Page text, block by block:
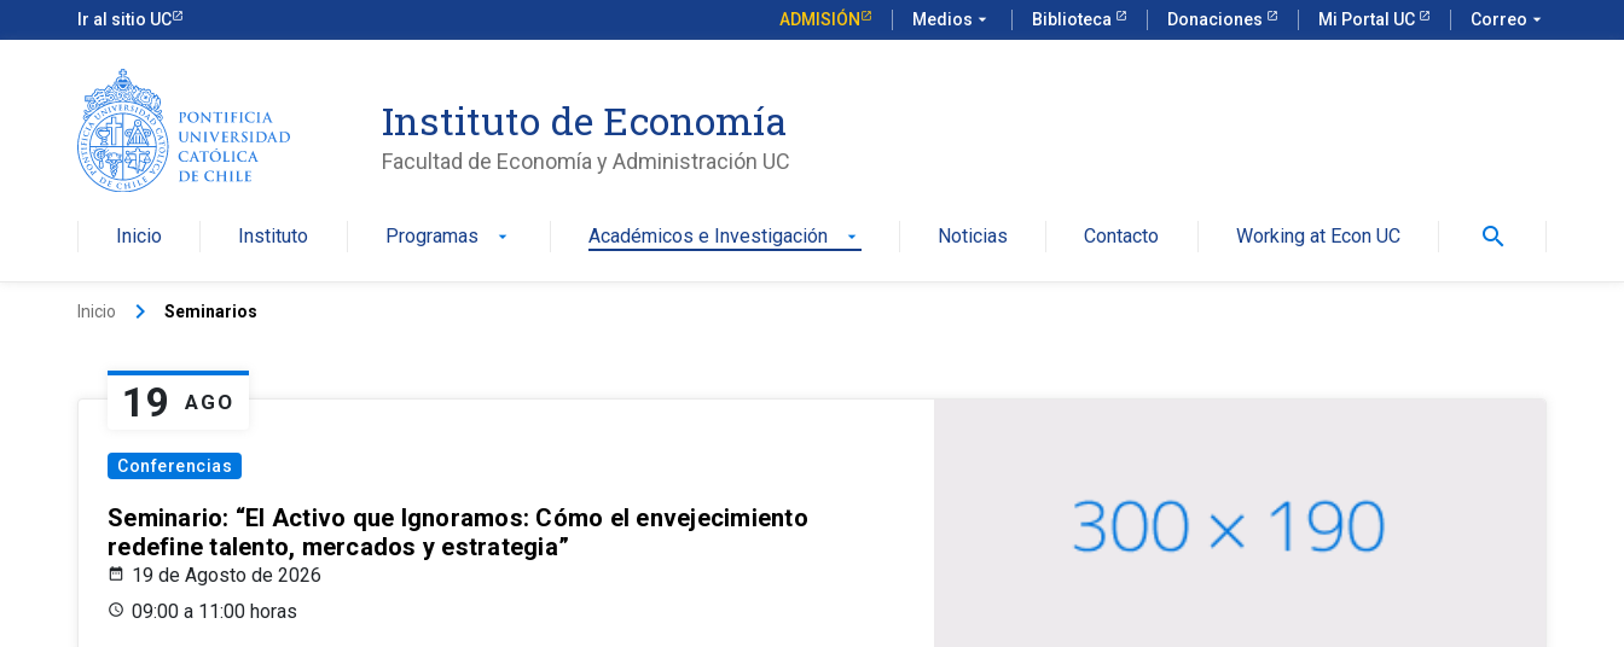
Ir al sitio UC ADMISIÓN Medios arrow_drop_down Biblioteca Donaciones Mi Portal UC Correo arrow_drop_down
Instituto de Economía
Facultad de Economía y Administración UC
Inicio Instituto Programas arrow_drop_down Académicos e Investigación arrow_drop_down Noticias Contacto Working at Econ UC search
Inicio keyboard_arrow_right Seminarios
19 AGO
Conferencias
Seminario: “El Activo que Ignoramos: Cómo el envejecimiento
redefine talento, mercados y estrategia”
19 de Agosto de 2026
09:00 a 11:00 horas